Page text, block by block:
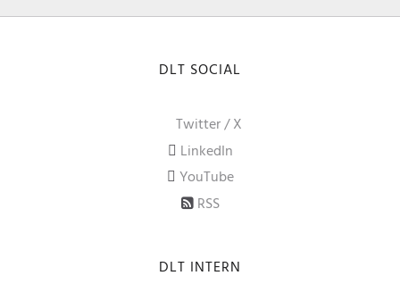
DLT SOCIAL
Twitter / X
LinkedIn
YouTube
RSS
DLT INTERN